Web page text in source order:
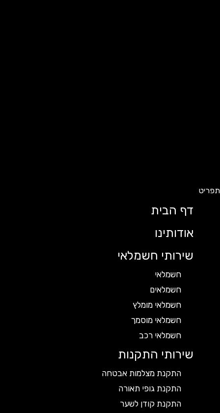
דף הבית
אודותינו
שירותי חשמלאי
חשמלאי
חשמלאים
חשמלאי מומלץ
חשמלאי מוסמך
חשמלאי רכב
שירותי התקנות
התקנת מצלמות אבטחה
התקנת גופי תאורה
התקנת קודן לשער